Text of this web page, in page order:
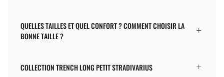
QUELLES TAILLES ET QUEL CONFORT ? COMMENT CHOISIR LA
BONNE TAILLE ?
COLLECTION TRENCH LONG PETIT STRADIVARIUS